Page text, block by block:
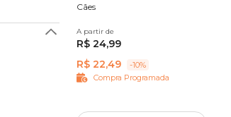
Cães
56 g
A partir de
R$ 24,99
R$ 22,49
-10%
Compra Programada